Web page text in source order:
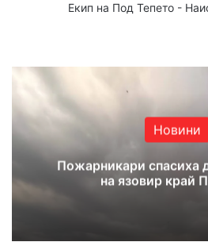
Екип на Под Тепето -
te bo
Новини
Пожарникари спасиха
на язовир край